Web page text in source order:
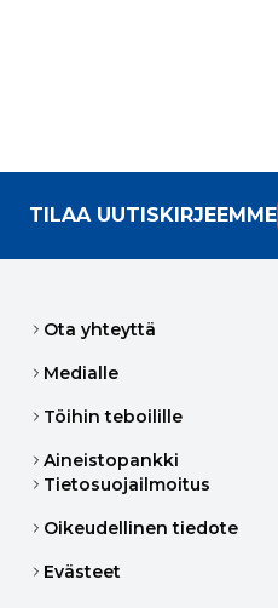
TILAA UUTISKIRJEEMME
Ota yhteyttä
Medialle
Töihin teboilille
Aineistopankki
Tietosuojailmoitus
Oikeudellinen tiedote
Evästeet